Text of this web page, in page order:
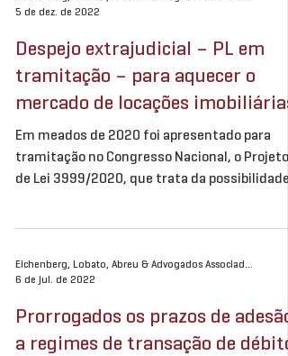
5 de dez. de 2022
Despejo extrajudicial – PL em
tramitação – para aquecer o
mercado de locações imobiliárias
Em meados de 2020 foi apresentado para
tramitação no Congresso Nacional, o Projeto
de Lei 3999/2020, que trata da possibilidade
Eichenberg, Lobato, Abreu & Advogados Associados
6 de jul. de 2022
Prorrogados os prazos de adesão
a regimes de transação de